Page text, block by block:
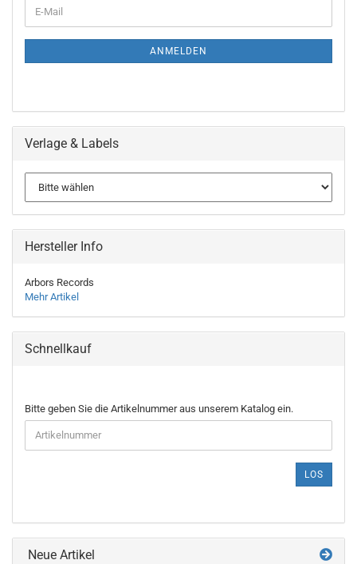
ZUR
NEWSLETTER-
E-
Mail
ANMELDEN
Verlage & Labels
Hersteller Info
Arbors Records
Mehr Artikel
Schnellkauf
BITTE
GEBEN
SIE
DIE
EIN.
Bitte geben Sie die Artikelnummer aus unserem Katalog ein.
LOS
Neue Artikel